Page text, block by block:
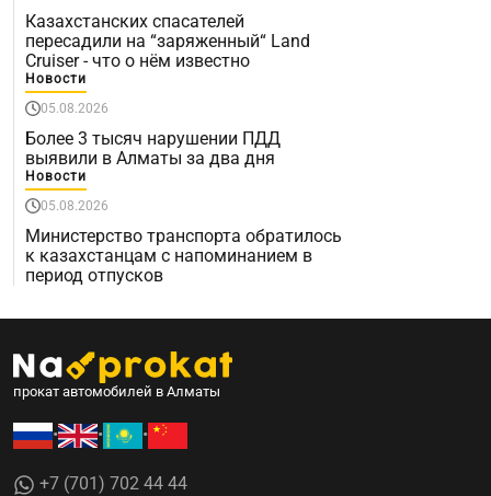
Казахстанских спасателей
пересадили на “заряженный“ Land
Cruiser - что о нём известно
Новости
05.08.2026
Более 3 тысяч нарушении ПДД
выявили в Алматы за два дня
Новости
05.08.2026
Министерство транспорта обратилось
к казахстанцам с напоминанием в
период отпусков
прокат автомобилей в Алматы
• • •
+7 (701) 702 44 44